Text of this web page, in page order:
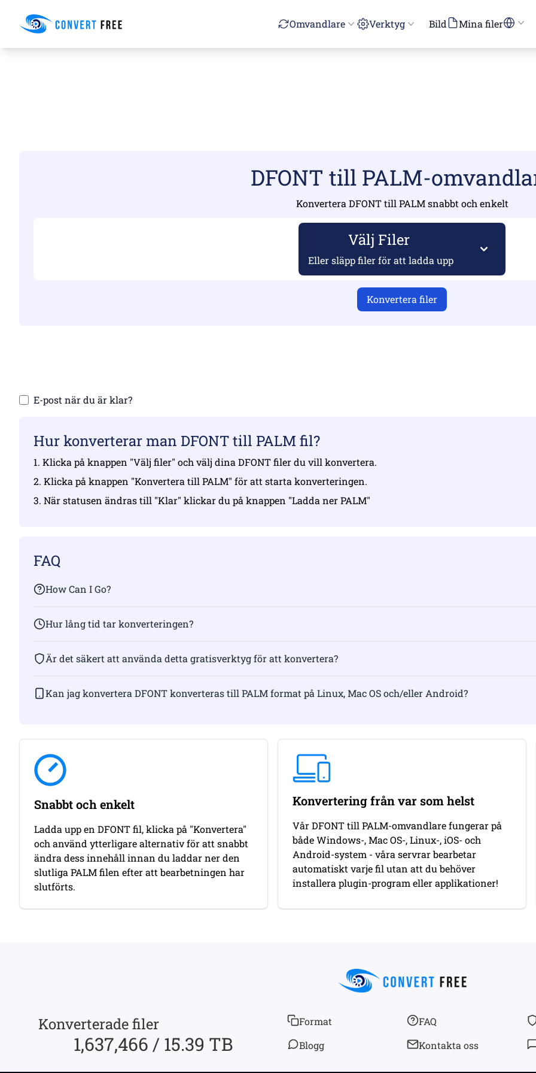
Convert Free Omvandlare Verktyg Bild Mina filer
DFONT till PALM-
Konvertera DFONT till PALM snabbt och enkelt
Välj Filer
Eller släpp filer för att ladda upp
Konvertera filer
E-post när du är klar?
Hur konverterar man DFONT till PALM fil?
1. Klicka på knappen "Välj filer" och välj dina DFONT filer du vill konvertera.
2. Klicka på knappen "Konvertera till PALM" för att starta konverteringen.
3. När statusen ändras till "Klar" klickar du på knappen "Ladda ner PALM"
FAQ
How Can I Go?
Hur lång tid tar konverteringen?
Är det säkert att använda detta gratisverktyg för att konvertera?
Kan jag konvertera DFONT konverteras till PALM format på Linux, Mac OS och/eller Android?
Snabbt och enkelt
Ladda upp en DFONT fil, klicka på "Konvertera"
och använd ytterligare alternativ för att snabbt
ändra dess innehåll innan du laddar ner den
slutliga PALM filen efter att bearbetningen har
slutförts.
Konvertering från var som helst
Vår DFONT till PALM-omvandlare fungerar på
både Windows-, Mac OS-, Linux-, iOS- och
Android-system - våra servrar bearbetar
automatiskt varje fil utan att du behöver
installera plugin-program eller applikationer!
Konverterade filer
1,637,466 / 15.39 TB
Format
Blogg
FAQ
Kontakta oss